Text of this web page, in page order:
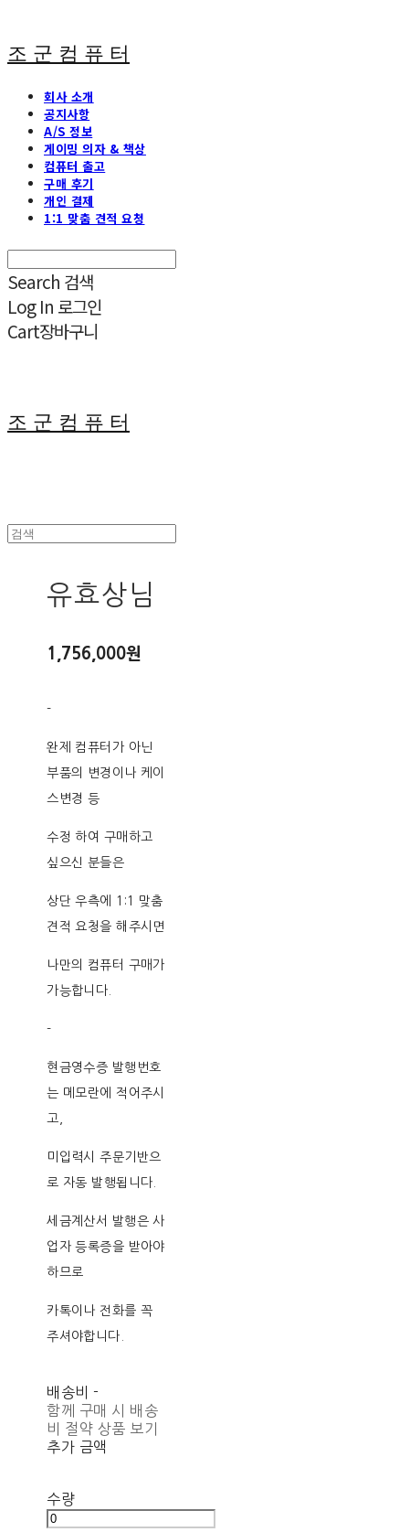
조 군 컴 퓨 터
회사 소개
공지사항
A/S 정보
게이밍 의자 & 책상
컴퓨터 출고
구매 후기
개인 결제
1:1 맞춤 견적 요청
Search 검색
Log In 로그인
Cart장바구니
조 군 컴 퓨 터
유효상님
1,756,000원
-
완제 컴퓨터가 아닌
부품의 변경이나 케이
스변경 등
수정 하여 구매하고
싶으신 분들은
상단 우측에 1:1 맞춤
견적 요청을 해주시면
나만의 컴퓨터 구매가
가능합니다.
-
현금영수증 발행번호
는 메모란에 적어주시
고,
미입력시 주문기반으
로 자동 발행됩니다.
세금계산서 발행은 사
업자 등록증을 받아야
하므로
카톡이나 전화를 꼭
주셔야합니다.
배송비 -
함께 구매 시 배송
비 절약 상품 보기
추가 금액
수량